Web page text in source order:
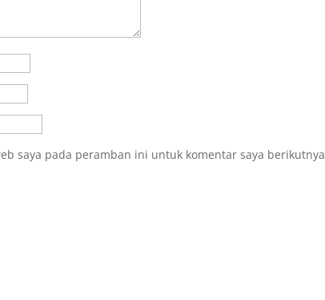
saya pada peramban ini untuk komentar saya